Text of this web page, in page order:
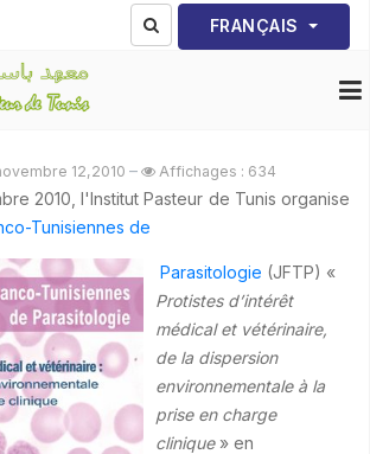
Sélectionnez votre
FRANÇAIS
12,2010 Affichages : 634
2010, l'Institut Pasteur de Tunis organise
Tunisiennes de
Parasitologie (JFTP) «
Protistes d’intérêt
médical et vétérinaire,
de la dispersion
environnementale à la
prise en charge
clinique» en